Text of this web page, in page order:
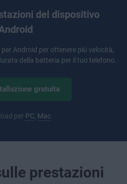
del dispositivo
per Android per ottenere più velocità,
della batteria per il tuo telefono.
gratuita
per PC Mac
prestazioni